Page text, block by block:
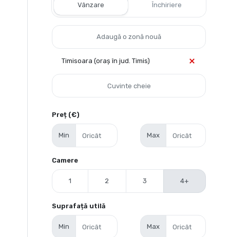
Vânzare Închiriere
Timisoara (oraș în jud. Timis)
Preț (€)
Min Max
Camere
1 2 3 4+
Suprafață utilă
Min Max